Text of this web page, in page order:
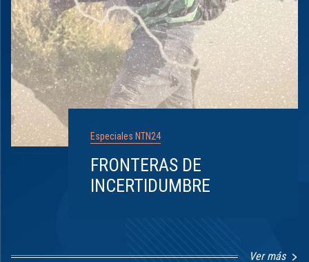
Especiales NTN24
FRONTERAS DE
INCERTIDUMBRE
Ver más